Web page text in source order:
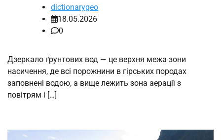
dictionarygeo
18.05.2026
0
Дзеркало ґрунтових вод — це верхня межа зони
насичення, де всі порожнини в гірських породах
заповнені водою, а вище лежить зона аерації з
повітрям і […]